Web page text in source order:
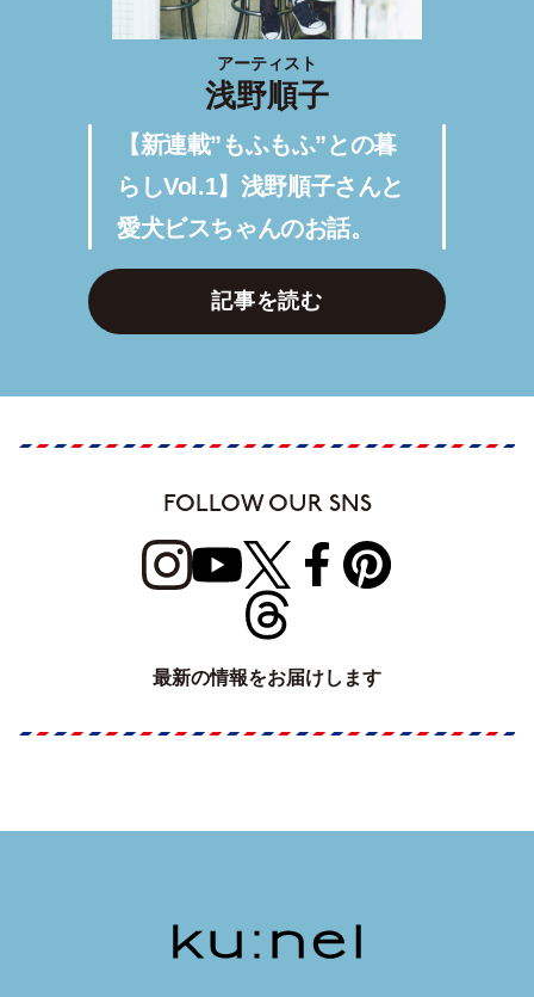
アーティスト
浅野順子
【新連載”もふもふ”との暮
らしVol.1】浅野順子さんと
愛犬ビスちゃんのお話。
記事を読む
FOLLOW OUR SNS
最新の情報をお届けします